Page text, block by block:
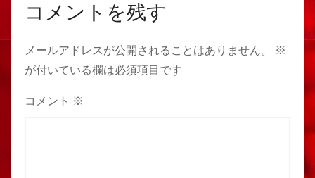
コメントを残す
メールアドレスが公開されることはありません。
※
が付いている欄は必須項目です
コメント ※